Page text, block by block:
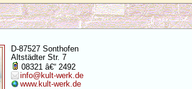
D-87527 Sonthofen
Altstädter Str. 7
08321 â€“ 2492
info@kult-werk.de
www.kult-werk.de